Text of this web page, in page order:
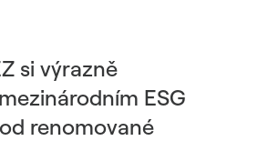
si výrazně
ESG
renomované